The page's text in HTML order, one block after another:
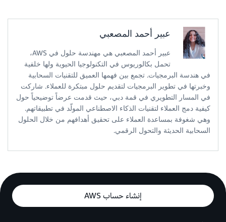
عبير أحمد المصعبي
عبير أحمد المصعبي هي مهندسة حلول في AWS،
تحمل بكالوريوس في التكنولوجيا الحيوية ولها خلفية
في هندسة البرمجيات. تجمع بين فهمها العميق للتقنيات السحابية
وخبرتها في تطوير البرمجيات لتقديم حلول مبتكرة للعملاء. شاركت
في المسار التطويري في قمة دبي، حيث قدمت عرضاً توضيحياً حول
كيفية دمج العملاء لتقنيات الذكاء الاصطناعي المولّد في تطبيقاتهم.
وهي شغوفة بمساعدة العملاء على تحقيق أهدافهم من خلال الحلول
السحابية الحديثة والتحول الرقمي.
إنشاء حساب AWS